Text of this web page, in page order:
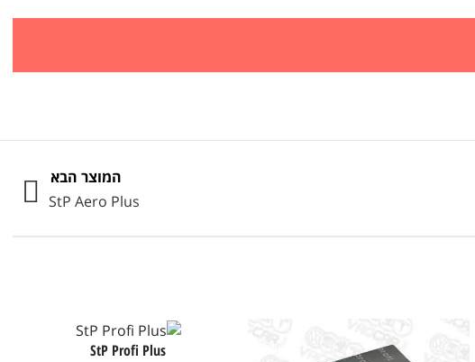
המוצר הבא
StP Aero Plus
StP Profi Plus